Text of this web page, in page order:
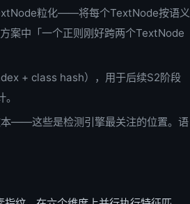
粒化——将每个TextNode按语义
案中「一个正则刚好跨两个TextNode
+ class hash），用于后续S2阶段
——这些是检测引擎最关注的位置。语